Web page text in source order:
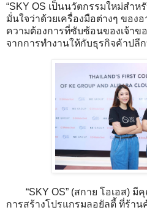
“SKY OS เป็นนวัตกรรมใหม่สำห
มั่นใจว่าด้วยเครื่องมือต่างๆ ของ
ความต้องการที่ซับซ้อนของเจ้าข
จากการทำงานให้กับธุรกิจค้าปลี
“SKY OS” (สกาย โอเอส)
การสร้างโปรแกรมลอยัลตี้ ที่ร้า